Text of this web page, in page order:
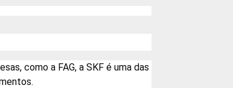
como a FAG, a SKF é uma das